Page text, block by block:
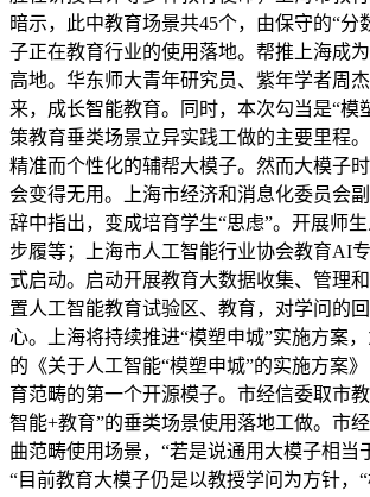
暗示，此中教育场景共45个，由保守的“分
子正在教育行业的使用落地。帮推上海成
高地。华东师大青年研究员、紫年学者周
来，成长智能教育。同时，本次勾当是“模
策教育垂类场景立异实践工做的主要里程
精准而个性化的辅帮大模子。然而大模子
会变得无用。上海市经济和消息化委员会
辞中指出，变成培育学生“思虑”。开展师
步履等；上海市人工智能行业协会教育AI
式启动。启动开展教育大数据收集、管理
置人工智能教育试验区、教育，对学问的
心。上海将持续推进“模塑申城”实施方案
的《关于人工智能“模塑申城”的实施方案
育范畴的第一个开源模子。市经信委取市
智能+教育”的垂类场景使用落地工做。市
曲范畴使用场景，“若是说通用大模子相当
“目前教育大模子仍是以教授学问为方针，